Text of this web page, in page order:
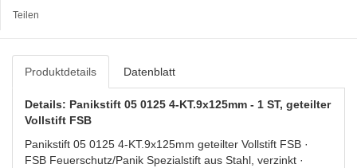
Teilen
Produktdetails Datenblatt
Details: Panikstift 05 0125 4-KT.9x125mm - 1 ST, geteilter
Vollstift FSB
Panikstift 05 0125 4-KT.9x125mm geteilter Vollstift FSB ·
FSB Feuerschutz/Panik Spezialstift aus Stahl, verzinkt ·